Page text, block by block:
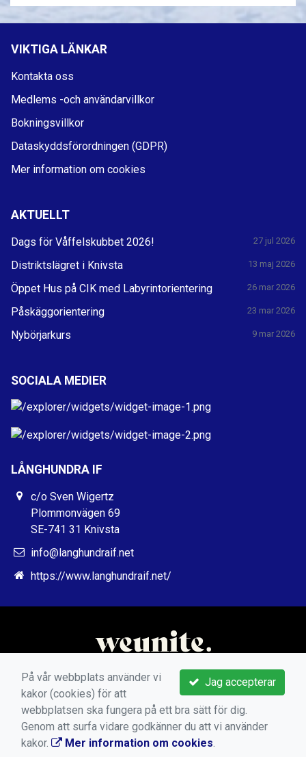
VIKTIGA LÄNKAR
Kontakta oss
Medlems -och användarvillkor
Bokningsvillkor
Dataskyddsförordningen (GDPR)
Mer information om cookies
AKTUELLT
Dags för Våffelskubbet 2026! 27 jul 2026
Distriktslägret i Knivsta 13 maj 2026
Öppet Hus på CIK med Labyrintorientering 26 mar 2026
Påskäggorientering 23 mar 2026
Nybörjarkurs 9 mar 2026
SOCIALA MEDIER
LÅNGHUNDRA IF
c/o Sven Wigertz
Plommonvägen 69
SE-741 31 Knivsta
info@langhundraif.net
https://www.langhundraif.net/
Jag accepterar
På vår webbplats använder vi
kakor (cookies) för att
webbplatsen ska fungera på ett bra sätt för dig.
Genom att surfa vidare godkänner du att vi använder
kakor.
Mer information om cookies.